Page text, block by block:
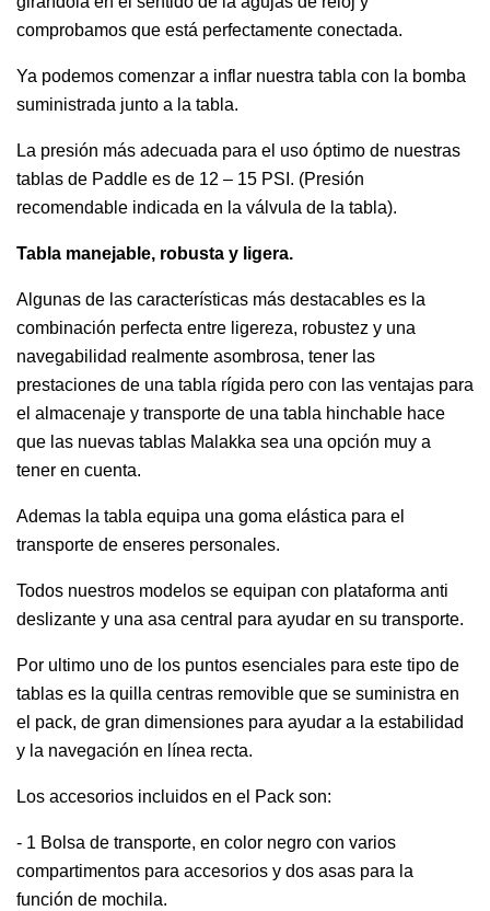
comprobamos que está perfectamente conectada.
Ya podemos comenzar a inflar nuestra tabla con la bomba
suministrada junto a la tabla.
La presión más adecuada para el uso óptimo de nuestras
tablas de Paddle es de 12 – 15 PSI. (Presión
recomendable indicada en la válvula de la tabla).
Tabla manejable, robusta y ligera.
Algunas de las características más destacables es la
combinación perfecta entre ligereza, robustez y una
navegabilidad realmente asombrosa, tener las
prestaciones de una tabla rígida pero con las ventajas para
el almacenaje y transporte de una tabla hinchable hace
que las nuevas tablas Malakka sea una opción muy a
tener en cuenta.
Ademas la tabla equipa una goma elástica para el
transporte de enseres personales.
Todos nuestros modelos se equipan con plataforma anti
deslizante y una asa central para ayudar en su transporte.
Por ultimo uno de los puntos esenciales para este tipo de
tablas es la quilla centras removible que se suministra en
el pack, de gran dimensiones para ayudar a la estabilidad
y la navegación en línea recta.
Los accesorios incluidos en el Pack son:
- 1 Bolsa de transporte, en color negro con varios
compartimentos para accesorios y dos asas para la
función de mochila.